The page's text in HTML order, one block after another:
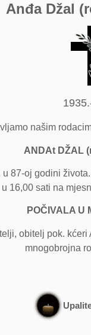
Anđa Džal
našim
ANDAt DŽAL
87-oj godini
u 16,00 sati na
POČIVALA U
obitelj pok.
mnogobrojna